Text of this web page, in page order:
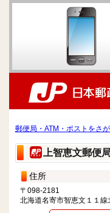
郵便局・ATM・ポストをさ
上智恵文郵便
住所
〒098-2181
北海道名寄市智恵文１１線